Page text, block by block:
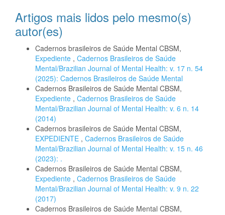
Artigos mais lidos pelo mesmo(s)
autor(es)
Cadernos brasileiros de Saúde Mental CBSM,
Expediente , Cadernos Brasileiros de Saúde
Mental/Brazilian Journal of Mental Health: v. 17 n. 54
(2025): Cadernos Brasileiros de Saúde Mental
Cadernos Brasileiros de Saúde Mental CBSM,
Expediente , Cadernos Brasileiros de Saúde
Mental/Brazilian Journal of Mental Health: v. 6 n. 14
(2014)
Cadernos brasileiros de Saúde Mental CBSM,
EXPEDIENTE , Cadernos Brasileiros de Saúde
Mental/Brazilian Journal of Mental Health: v. 15 n. 46
(2023): .
Cadernos Brasileiros de Saúde Mental CBSM,
Expediente , Cadernos Brasileiros de Saúde
Mental/Brazilian Journal of Mental Health: v. 9 n. 22
(2017)
Cadernos Brasileiros de Saúde Mental CBSM,